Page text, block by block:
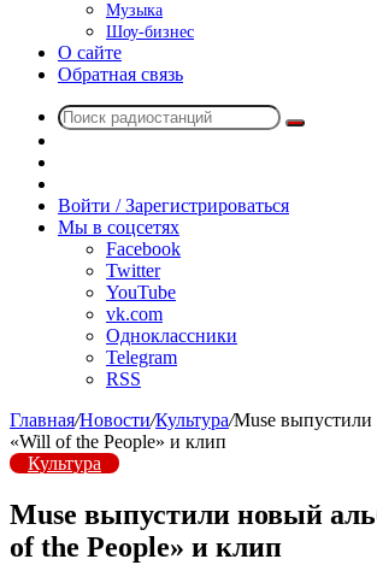
Музыка
Шоу-бизнес
О сайте
Обратная связь
Поиск
радио
Войти / Зарегистрироваться
Мы в соцсетях
Facebook
Twitter
YouTube
vk.com
Одноклассники
Telegram
RSS
Главная/Новости/Культура/Muse
«Will of the People» и клип
Культура
Muse выпустили новый
of the People» и клип